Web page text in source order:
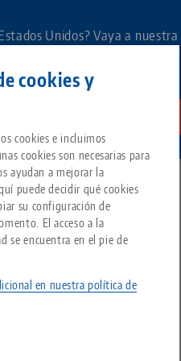
cookies y
cookies e incluimos
cookies son necesarias para
ayudan a mejorar la
puede decidir qué cookies
su configuración de
El acceso a la
se encuentra en el pie de
en nuestra política de
Unidos? Vaya a nuestra
Todo de una sola fuente
Sistema de sujeción de punto
Portapiezas
Grupo de
Tipos de productos
Resumen de productos
Acerca de LANG
Filosofía
Innovaciones
Descargas
FAQ
Solicitud de catálogo
Blog
Noticias
Eventos
ningún resultado.
de sistemas ERP Asseco Solutions
GmbH se
de
Asseco